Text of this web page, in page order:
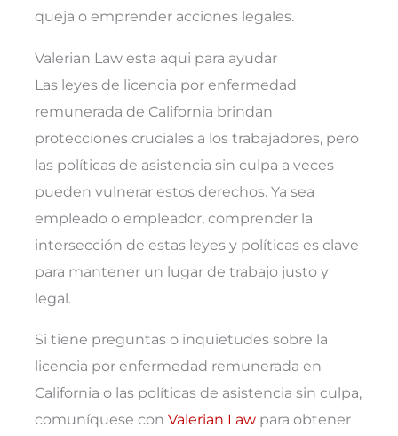
queja o emprender acciones legales.
Valerian Law esta aqui para ayudar
Las leyes de licencia por enfermedad
remunerada de California brindan
protecciones cruciales a los trabajadores, pero
las políticas de asistencia sin culpa a veces
pueden vulnerar estos derechos. Ya sea
empleado o empleador, comprender la
intersección de estas leyes y políticas es clave
para mantener un lugar de trabajo justo y
legal.
Si tiene preguntas o inquietudes sobre la
licencia por enfermedad remunerada en
California o las políticas de asistencia sin culpa,
comuníquese con Valerian Lawpara obtener